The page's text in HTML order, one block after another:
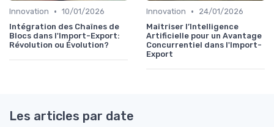
Innovation • 10/01/2026
Intégration des Chaînes de
Blocs dans l'Import-Export:
Révolution ou Évolution?
Innovation •
24/01/2026
Maîtriser l’Intelligence
Artificielle pour un Avantage
Concurrentiel dans l'Import-
Export
Les articles par date